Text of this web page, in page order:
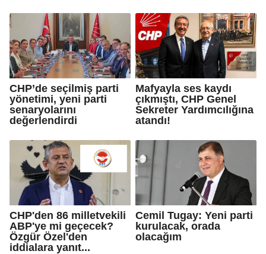
CHP’de seçilmiş parti
yönetimi, yeni parti
senaryolarını
değerlendirdi
Mafyayla ses kaydı
çıkmıştı, CHP Genel
Sekreter Yardımcılığına
atandı!
CHP'den 86 milletvekili
ABP'ye mi geçecek?
Özgür Özel'den
iddialara yanıt...
Cemil Tugay: Yeni parti
kurulacak, orada
olacağım